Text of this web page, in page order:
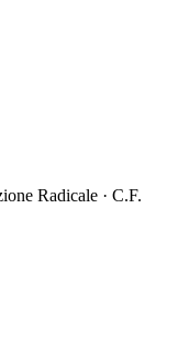
Radicale · C.F.